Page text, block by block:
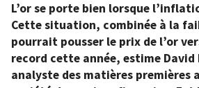
L’or se porte bien lorsque
Cette situation, combinée à la
pourrait pousser le prix de l’or
record cette année, estime David
analyste des matières premières